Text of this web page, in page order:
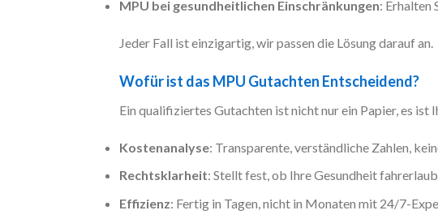
MPU bei gesundheitlichen Einschränkungen: Erhalten
Jeder Fall ist einzigartig, wir passen die Lösung darauf an.
Wofür ist das MPU Gutachten Entscheidend?
Ein qualifiziertes Gutachten ist nicht nur ein Papier, es ist
Kostenanalyse: Transparente, verständliche Zahlen,
Rechtsklarheit: Stellt fest, ob Ihre Gesundheit
Effizienz: Fertig in Tagen, nicht in Monaten mit 24/7-